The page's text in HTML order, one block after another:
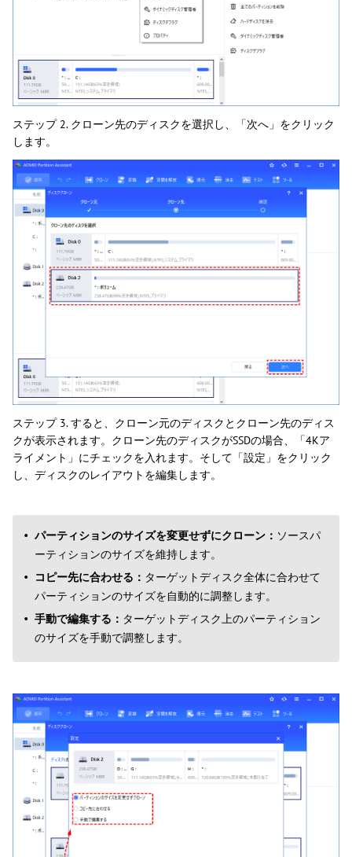
ステップ 2. クローン先のディスクを選択し、「次へ」をクリック
します。
ステップ 3. すると、クローン元のディスクとクローン先のディス
クが表示されます。クローン先のディスクがSSDの場合、「4Kア
ライメント」にチェックを入れます。そして「設定」をクリック
し、ディスクのレイアウトを編集します。
パーティションのサイズを変更せずにクローン： ソースパ
ーティションのサイズを維持します。
コピー先に合わせる： ターゲットディスク全体に合わせて
パーティションのサイズを自動的に調整します。
手動で編集する： ターゲットディスク上のパーティション
のサイズを手動で調整します。